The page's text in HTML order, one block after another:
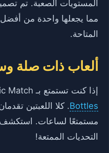
المستويات الصعبة. تم
مما يجعلها واحدة من أفضل
المتاحة.
ألعاب ذات صلة
إذا كنت تستمتع بـ Magic Match، فقد تعجبك أيضًا
Bottles. كلا اللعبتين
مستمتعًا لساعات. استكشف
التحديات الممتعة!